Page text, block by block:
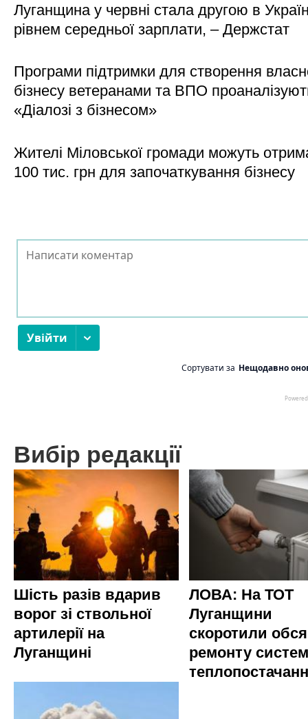
Луганщина у червні стала другою в
рівнем середньої зарплати, – Держстат
Програми підтримки для створення
бізнесу ветеранами та ВПО
«Діалозі з бізнесом»
Жителі Міловської громади можуть
100 тис. грн для започаткування бізнесу
Вибір редакції
Шість разів вдарив
ворог зі ствольної
артилерії на
Луганщині
ЛОВА: На ТОТ
Луганщини
скоротили
ремонту